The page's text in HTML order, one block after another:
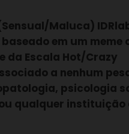
Maluca)
em um
da Escala Hot/Crazy
a nenhum
psicologia
qualquer instituição